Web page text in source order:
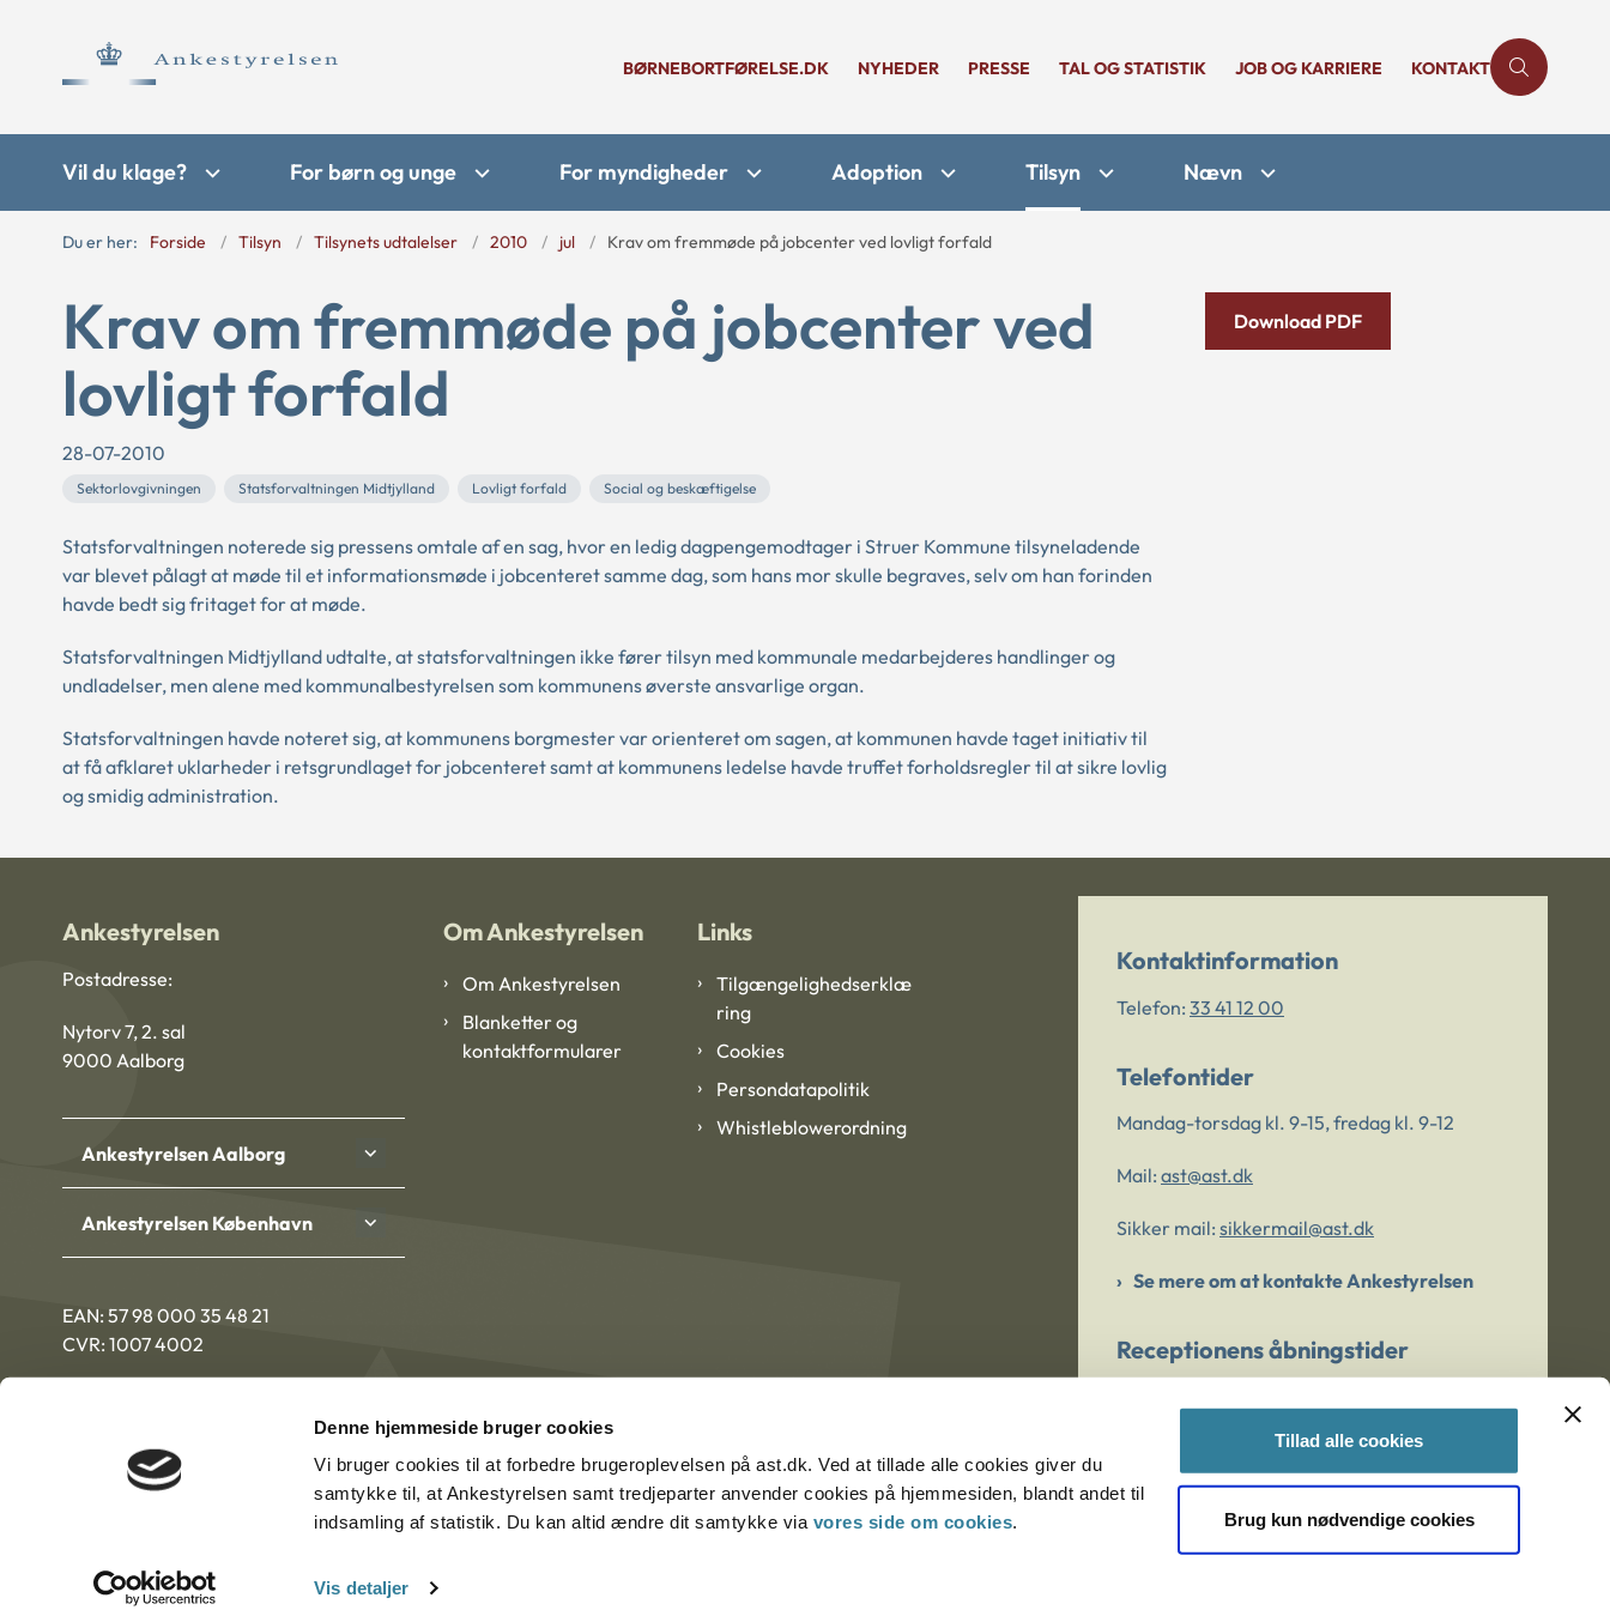
Denne hjemmeside bruger cookies
Vi bruger cookies til at forbedre brugeroplevelsen på ast.dk. Ved at tillade alle cookies giver du
samtykke til, at Ankestyrelsen samt tredjeparter anvender cookies på hjemmesiden, blandt andet til
indsamling af statistik. Du kan altid ændre dit samtykke via vores side om cookies.
Vis detaljer
Tillad alle cookies
Brug kun nødvendige cookies
BØRNEBORTFØRELSE.DK NYHEDER PRESSE TAL OG STATISTIK JOB OG KARRIERE KONTAKT
Vil du klage? For børn og unge For myndigheder Adoption Tilsyn Nævn
Du er her: Forside Tilsyn Tilsynets udtalelser 2010 jul Krav om fremmøde på jobcenter ved lovligt forfald
Krav om fremmøde på jobcenter ved
lovligt forfald
28-07-2010
Sektorlovgivningen Statsforvaltningen Midtjylland Lovligt forfald Social og beskæftigelse
Statsforvaltningen noterede sig pressens omtale af en sag, hvor en ledig dagpengemodtager i Struer Kommune tilsyneladende
var blevet pålagt at møde til et informationsmøde i jobcenteret samme dag, som hans mor skulle begraves, selv om han forinden
havde bedt sig fritaget for at møde.
Statsforvaltningen Midtjylland udtalte, at statsforvaltningen ikke fører tilsyn med kommunale medarbejderes handlinger og
undladelser, men alene med kommunalbestyrelsen som kommunens øverste ansvarlige organ.
Statsforvaltningen havde noteret sig, at kommunens borgmester var orienteret om sagen, at kommunen havde taget initiativ til
at få afklaret uklarheder i retsgrundlaget for jobcenteret samt at kommunens ledelse havde truffet forholdsregler til at sikre lovlig
og smidig administration.
Download PDF
Ankestyrelsen
Postadresse:
Nytorv 7, 2. sal
9000 Aalborg
Ankestyrelsen Aalborg
Ankestyrelsen København
EAN: 57 98 000 35 48 21
CVR: 1007 4002
Om Ankestyrelsen
Om Ankestyrelsen
Blanketter og
kontaktformularer
Links
Tilgængelighedserklæ
ring
Cookies
Persondatapolitik
Whistleblowerordning
Kontaktinformation
Telefon: 33 41 12 00
Telefontider
Mandag-torsdag kl. 9-15, fredag kl. 9-12
Mail: ast@ast.dk
Sikker mail: sikkermail@ast.dk
Se mere om at kontakte Ankestyrelsen
Receptionens åbningstider
Er du bekymret for et barn/en ung?